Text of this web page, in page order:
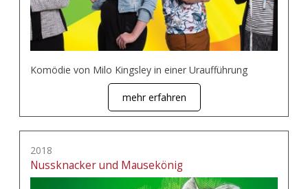
Komödie von Milo Kingsley in einer Uraufführung
mehr erfahren
2018
Nussknacker und Mausekönig